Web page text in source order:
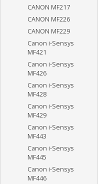
CANON MF217
CANON MF226
CANON MF229
Canon i-Sensys
MF421
Canon i-Sensys
MF426
Canon i-Sensys
MF428
Canon i-Sensys
MF429
Canon i-Sensys
MF443
Canon i-Sensys
MF445
Canon i-Sensys
MF446